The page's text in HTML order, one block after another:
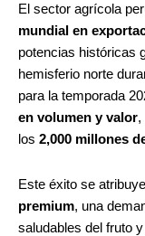
El sector agrícola
mundial en
potencias históricas
hemisferio norte
para la temporada
en volumen y valor,
los 2,000 millones
Este éxito se
premium, una
saludables del fruto